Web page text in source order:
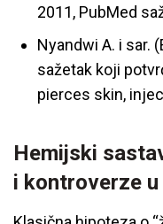
2011, PubMed
Nyandwi A. i sar.
sažetak koji
pierces skin,
Hemijski
i kontroverze